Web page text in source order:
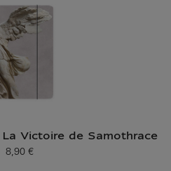
Victoire de Samothrace
​​actuel
8,90 €